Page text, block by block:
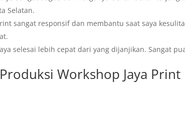
Selatan.
sangat responsif dan membantu saat saya
selesai lebih cepat dari yang dijanjikan. Sangat
Workshop Jaya Print